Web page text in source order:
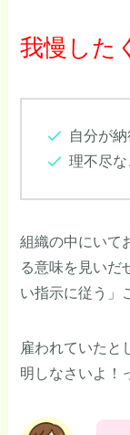
我慢した
自分が
理不尽
組織の中にいて
る意味を見いだ
い指示に従う」
雇われていたと
明しなさいよ！